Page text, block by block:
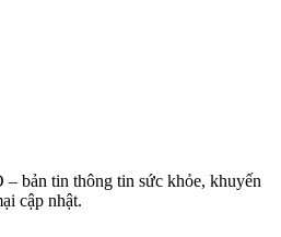
bản tin thông tin sức khỏe, khuyến
cập nhật.